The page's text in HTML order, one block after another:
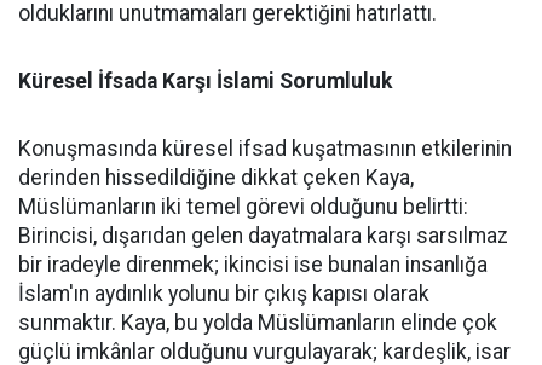
olduklarını unutmamaları gerektiğini hatırlattı.
Küresel İfsada Karşı İslami Sorumluluk
Konuşmasında küresel ifsad kuşatmasının etkilerinin
derinden hissedildiğine dikkat çeken Kaya,
Müslümanların iki temel görevi olduğunu belirtti:
Birincisi, dışarıdan gelen dayatmalara karşı sarsılmaz
bir iradeyle direnmek; ikincisi ise bunalan insanlığa
İslam'ın aydınlık yolunu bir çıkış kapısı olarak
sunmaktır. Kaya, bu yolda Müslümanların elinde çok
güçlü imkânlar olduğunu vurgulayarak; kardeşlik, isar